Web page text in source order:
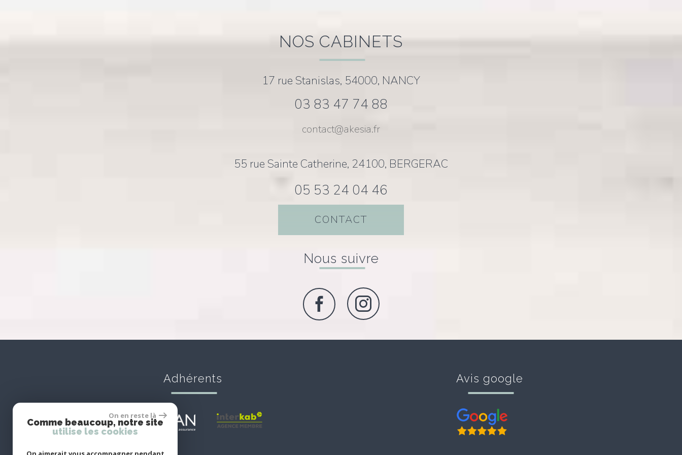
NOS CABINETS
17 rue Stanislas, 54000, NANCY
03 83 47 74 88
contact@akesia.fr
55 rue Sainte Catherine, 24100, BERGERAC
05 53 24 04 46
CONTACT
Nous suivre
Adhérents Avis google
On en reste là
Comme beaucoup, notre site
utilise les cookies